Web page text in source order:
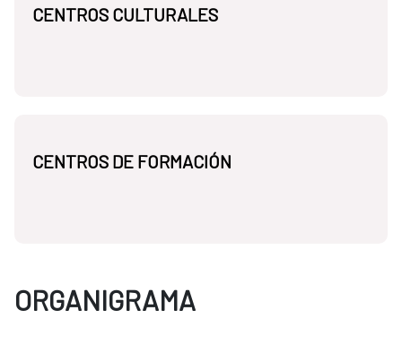
CENTROS CULTURALES
CENTROS DE FORMACIÓN
ORGANIGRAMA